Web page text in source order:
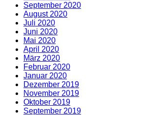
September 2020
August 2020
Juli 2020
Juni 2020
Mai 2020
April 2020
März 2020
Februar 2020
Januar 2020
Dezember 2019
November 2019
Oktober 2019
September 2019